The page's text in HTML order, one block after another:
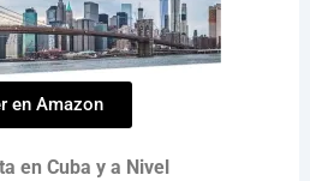
en Amazon
en Cuba y a Nivel